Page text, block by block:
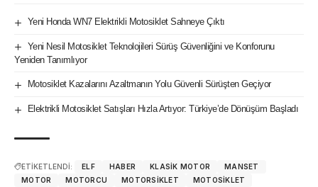
Yeni Honda WN7 Elektrikli Motosiklet Sahneye Çıktı
Yeni Nesil Motosiklet Teknolojileri Sürüş Güvenliğini ve Konforunu
Yeniden Tanımlıyor
Motosiklet Kazalarını Azaltmanın Yolu Güvenli Sürüşten Geçiyor
Elektrikli Motosiklet Satışları Hızla Artıyor: Türkiye’de Dönüşüm Başladı
ETİKETLENDİ: ELF HABER KLASIK MOTOR
MANSET
MOTOR
MOTORCU MOTORSIKLET MOTOSIKLET